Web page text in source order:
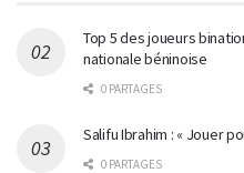
Top 5 des joueurs
nationale béninoise
0 PARTAGES
Salifu Ibrahim : « Jouer
0 PARTAGES